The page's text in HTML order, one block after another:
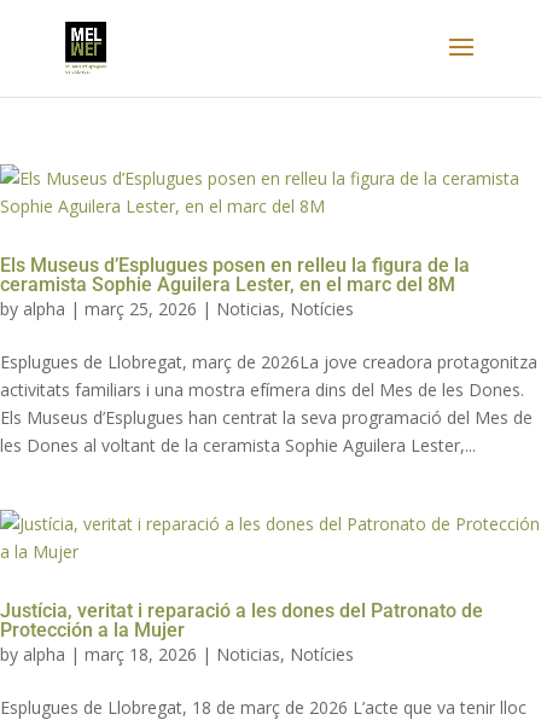
Els Museus d’Esplugues posen en relleu la figura de la
ceramista Sophie Aguilera Lester, en el marc del 8M
by alpha | març 25, 2026 | Noticias, Notícies
Esplugues de Llobregat, març de 2026La jove creadora protagonitza
activitats familiars i una mostra efímera dins del Mes de les Dones.
Els Museus d’Esplugues han centrat la seva programació del Mes de
les Dones al voltant de la ceramista Sophie Aguilera Lester,...
Justícia, veritat i reparació a les dones del Patronato de
Protección a la Mujer
by alpha | març 18, 2026 | Noticias, Notícies
Esplugues de Llobregat, 18 de març de 2026 L’acte que va tenir lloc